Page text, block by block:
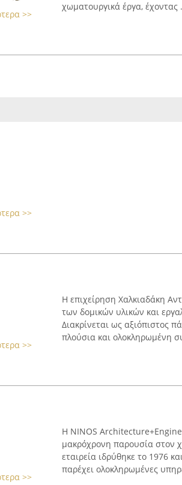
>>
χωματουργικά έργα, έχοντας
>>
>>
Η επιχείρηση Χαλκιαδάκη
των δομικών υλικών και
Διακρίνεται ως αξιόπιστος
πλούσια και ολοκληρωμένη
>>
Η NINOS
μακρόχρονη παρουσία στον
εταιρεία ιδρύθηκε το 1976
παρέχει ολοκληρωμένες